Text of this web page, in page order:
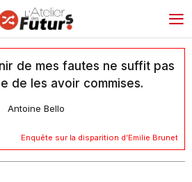
de mes fautes ne suffit pas
de les avoir commises.
Antoine Bello
Enquête sur la disparition d’Emilie Brunet